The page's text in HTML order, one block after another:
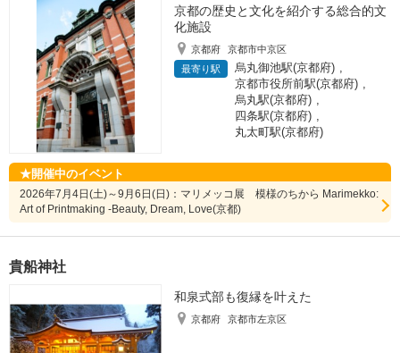
京都の歴史と文化を紹介する総合的文
化施設
京都府
京都市中京区
最寄り駅
烏丸御池駅(京都府) ,
京都市役所前駅(京都府) ,
烏丸駅(京都府) ,
四条駅(京都府) ,
丸太町駅(京都府)
開催中のイベント
2026年7月4日(土)～9月6日(日)：マリメッコ展 模様のちから Marimekko:
Art of Printmaking -Beauty, Dream, Love(京都)
貴船神社
和泉式部も復縁を叶えた
京都府 京都市左京区